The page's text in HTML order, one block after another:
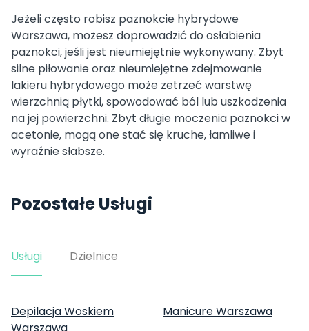
Jeżeli często robisz paznokcie hybrydowe
Warszawa, możesz doprowadzić do osłabienia
paznokci, jeśli jest nieumiejętnie wykonywany. Zbyt
silne piłowanie oraz nieumiejętne zdejmowanie
lakieru hybrydowego może zetrzeć warstwę
wierzchnią płytki, spowodować ból lub uszkodzenia
na jej powierzchni. Zbyt długie moczenia paznokci w
acetonie, mogą one stać się kruche, łamliwe i
wyraźnie słabsze.
Pozostałe Usługi
Usługi Dzielnice
Depilacja Woskiem
Manicure Warszawa